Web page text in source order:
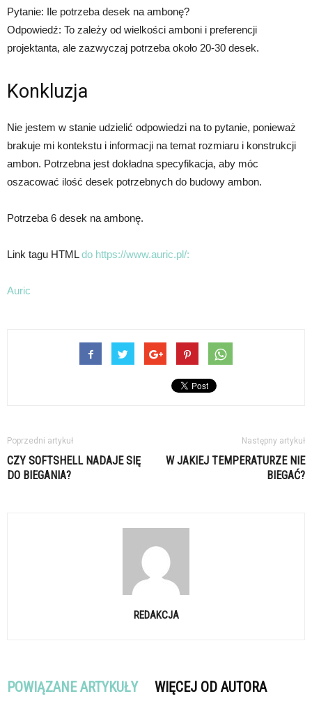
Pytanie: Ile potrzeba desek na ambonę?
Odpowiedź: To zależy od wielkości amboni i preferencji
projektanta, ale zazwyczaj potrzeba około 20-30 desek.
Konkluzja
Nie jestem w stanie udzielić odpowiedzi na to pytanie, ponieważ
brakuje mi kontekstu i informacji na temat rozmiaru i konstrukcji
ambon. Potrzebna jest dokładna specyfikacja, aby móc
oszacować ilość desek potrzebnych do budowy ambon.
Potrzeba 6 desek na ambonę.
Link tagu HTMLdo https://www.auric.pl/:
Auric
Poprzedni artykuł
CZY SOFTSHELL NADAJE SIĘ
DO BIEGANIA?
Następny artykuł
W JAKIEJ TEMPERATURZE NIE
BIEGAĆ?
REDAKCJA
POWIĄZANE ARTYKUŁY WIĘCEJ OD AUTORA